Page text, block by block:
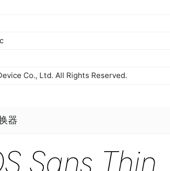
Co., Ltd. All Rights Reserved.
器